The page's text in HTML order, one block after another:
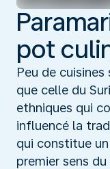
pot
Peu de
que celle du
ethniques qui
influencé la
qui constitue
premier sens